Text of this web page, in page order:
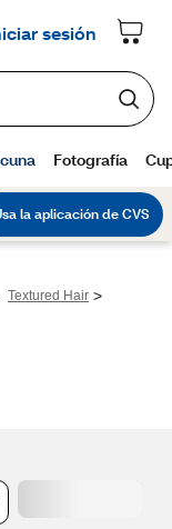
Textured Hair >